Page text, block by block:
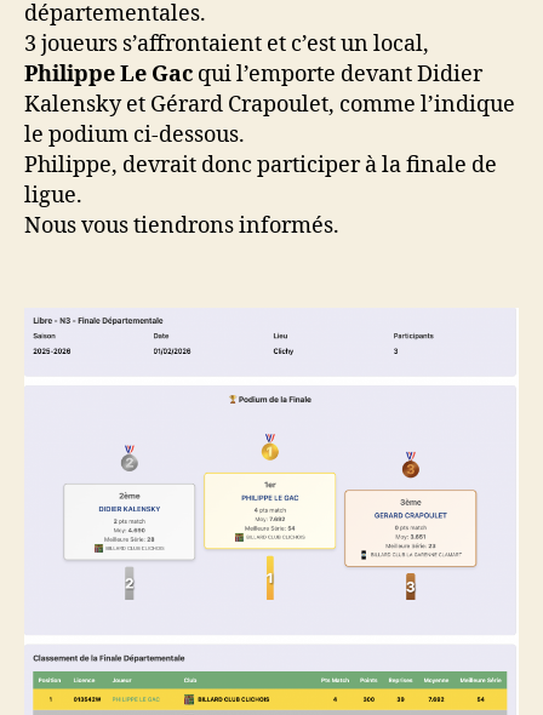
départementales.
3 joueurs s’affrontaient et c’est un local,
Philippe Le Gac qui l’emporte devant Didier
Kalensky et Gérard Crapoulet, comme l’indique
le podium ci-dessous.
Philippe, devrait donc participer à la finale de
ligue.
Nous vous tiendrons informés.